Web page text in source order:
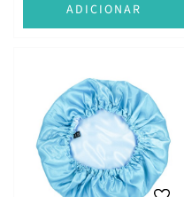
ADICIONAR